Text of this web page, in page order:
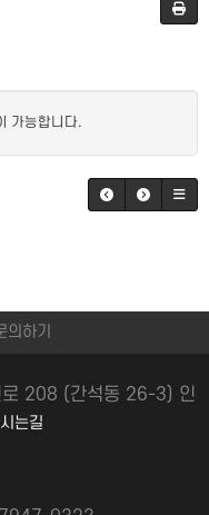
가능합니다.
의하기
208 (간석동 26-3) 인
는길